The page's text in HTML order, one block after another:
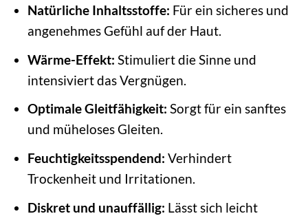
Natürliche Inhaltsstoffe: Für ein sicheres und
angenehmes Gefühl auf der Haut.
Wärme-Effekt: Stimuliert die Sinne und
intensiviert das Vergnügen.
Optimale Gleitfähigkeit: Sorgt für ein sanftes
und müheloses Gleiten.
Feuchtigkeitsspendend: Verhindert
Trockenheit und Irritationen.
Diskret und unauffällig: Lässt sich leicht